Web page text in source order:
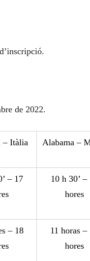
d’inscripció.
de 2022.
– Itàlia Alabama –
– 17
es
10 h 30’ –
hores
s– 18
es
11 horas –
hores